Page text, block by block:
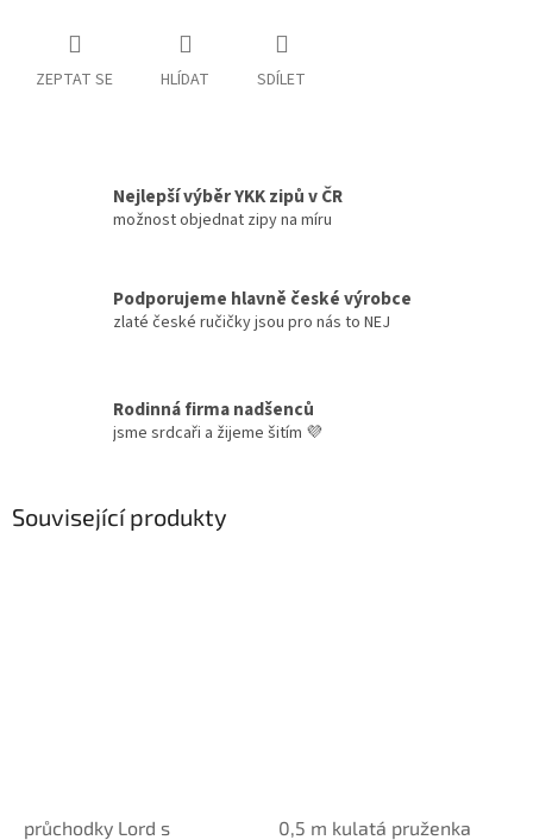
ZEPTAT SE HLÍDAT SDÍLET
Nejlepší výběr YKK zipů v ČR
možnost objednat zipy na míru
Podporujeme hlavně české výrobce
zlaté české ručičky jsou pro nás to NEJ
Rodinná firma nadšenců
jsme srdcaři a žijeme šitím 💜
Související produkty
průchodky Lord s
0,5 m kulatá pruženka